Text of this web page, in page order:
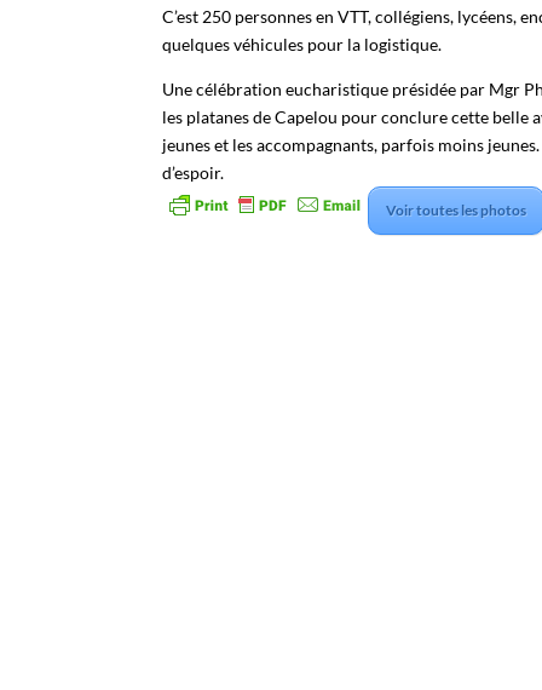
C’est 250 personnes en VTT, collégiens, lycéens,
quelques véhicules pour la logistique.
Une célébration eucharistique présidée par Mgr
les platanes de Capelou pour conclure cette belle
jeunes et les accompagnants, parfois moins jeunes.
d’espoir.
Voir toutes les photos